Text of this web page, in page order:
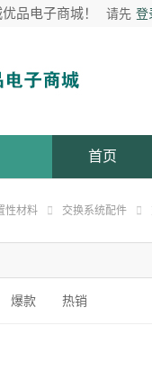
品电子商城！ 请先 登
首页
性材料 交换系统配件
爆款 热销